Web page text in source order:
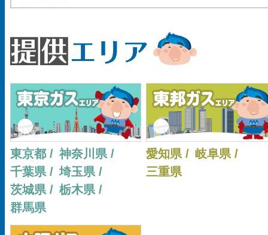
東京都 / 神奈川県 /
千葉県 / 埼玉県 /
茨城県 / 栃木県 /
群馬県
愛知県 / 岐阜県 /
三重県